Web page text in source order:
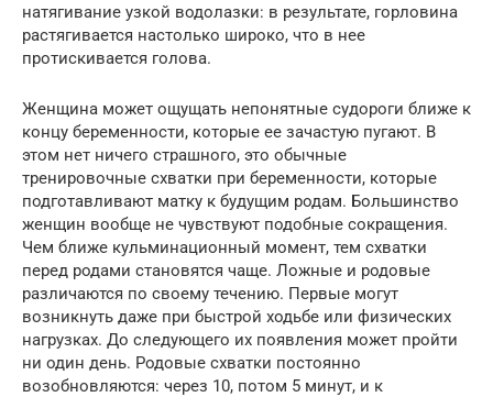
натягивание узкой водолазки: в результате, горловина
растягивается настолько широко, что в нее
протискивается голова.
Женщина может ощущать непонятные судороги ближе к
концу беременности, которые ее зачастую пугают. В
этом нет ничего страшного, это обычные
тренировочные схватки при беременности, которые
подготавливают матку к будущим родам. Большинство
женщин вообще не чувствуют подобные сокращения.
Чем ближе кульминационный момент, тем схватки
перед родами становятся чаще. Ложные и родовые
различаются по своему течению. Первые могут
возникнуть даже при быстрой ходьбе или физических
нагрузках. До следующего их появления может пройти
ни один день. Родовые схватки постоянно
возобновляются: через 10, потом 5 минут, и к